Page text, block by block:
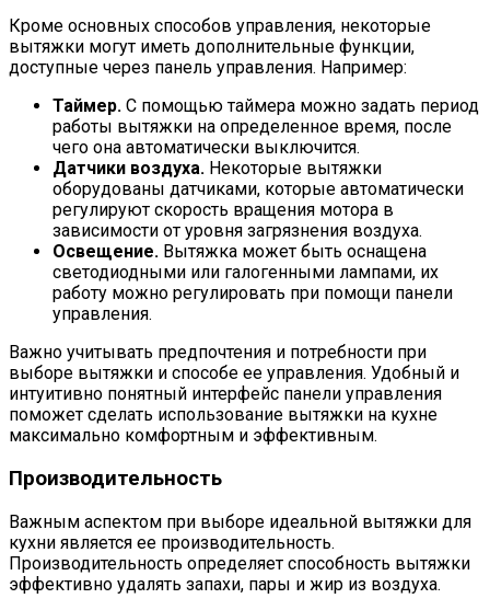
Кроме основных способов управления, некоторые
вытяжки могут иметь дополнительные функции,
доступные через панель управления. Например:
Таймер. С помощью таймера можно задать период
работы вытяжки на определенное время, после
чего она автоматически выключится.
Датчики воздуха. Некоторые вытяжки
оборудованы датчиками, которые автоматически
регулируют скорость вращения мотора в
зависимости от уровня загрязнения воздуха.
Освещение. Вытяжка может быть оснащена
светодиодными или галогенными лампами, их
работу можно регулировать при помощи панели
управления.
Важно учитывать предпочтения и потребности при
выборе вытяжки и способе ее управления. Удобный и
интуитивно понятный интерфейс панели управления
поможет сделать использование вытяжки на кухне
максимально комфортным и эффективным.
Производительность
Важным аспектом при выборе идеальной вытяжки для
кухни является ее производительность.
Производительность определяет способность вытяжки
эффективно удалять запахи, пары и жир из воздуха.